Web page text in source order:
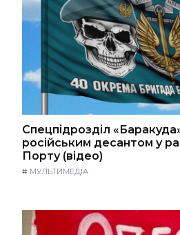
Спецпідрозділ
російським десантом у
Порту (відео)
# МУЛЬТИМЕДІА